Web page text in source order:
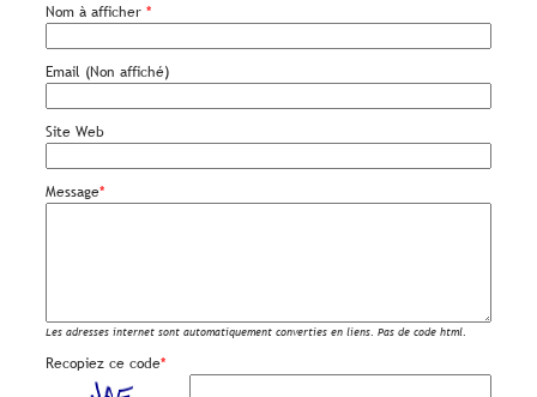
Nom à afficher *
Email (Non affiché)
Site Web
Message*
Les adresses internet sont automatiquement converties en liens. Pas de code html.
Recopiez ce code*